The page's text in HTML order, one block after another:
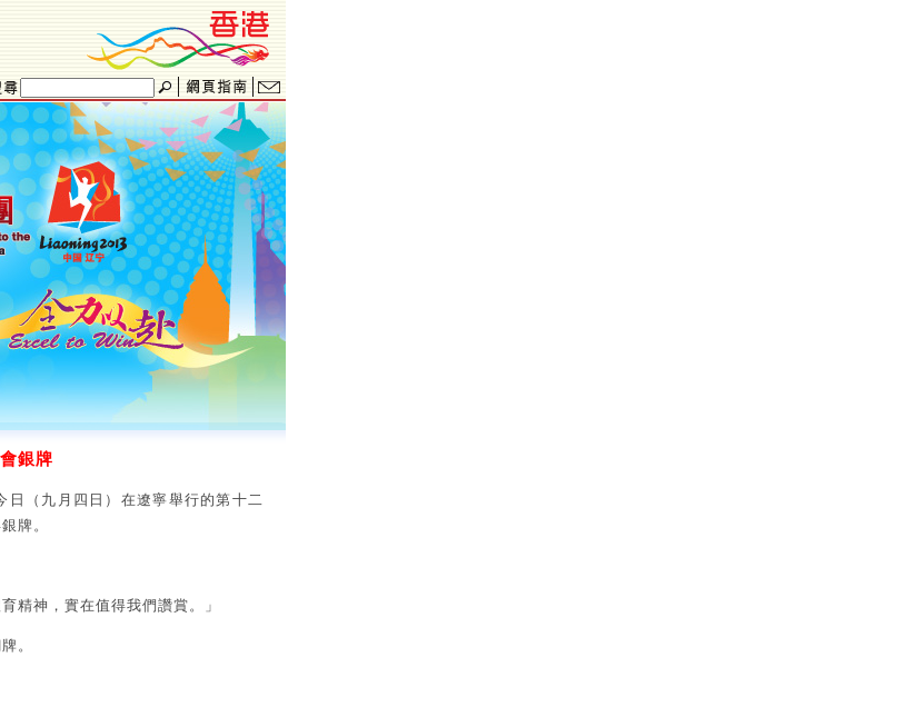
銀牌
日（九月四日）在遼寧舉行的第十二
牌。
精神，實在值得我們讚賞。」
。